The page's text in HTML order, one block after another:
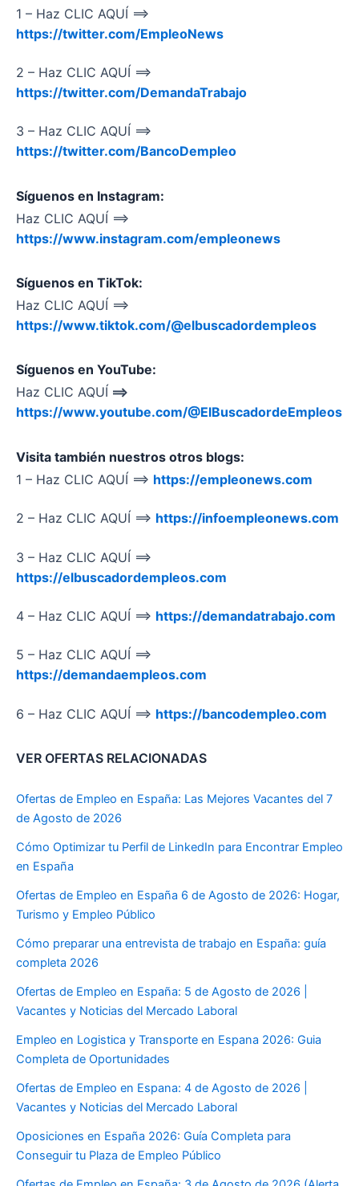
1 – Haz CLIC AQUÍ ==>
https://twitter.com/EmpleoNews
2 – Haz CLIC AQUÍ ==>
https://twitter.com/DemandaTrabajo
3 – Haz CLIC AQUÍ ==>
https://twitter.com/BancoDempleo
Síguenos en Instagram:
Haz CLIC AQUÍ ==>
https://www.instagram.com/empleonews
Síguenos en TikTok:
Haz CLIC AQUÍ ==>
https://www.tiktok.com/@elbuscadordempleos
Síguenos en YouTube:
Haz CLIC AQUÍ ==>
https://www.youtube.com/@ElBuscadordeEmpleos
Visita también nuestros otros blogs:
1 – Haz CLIC AQUÍ ==> https://empleonews.com
2 – Haz CLIC AQUÍ ==> https://infoempleonews.com
3 – Haz CLIC AQUÍ ==>
https://elbuscadordempleos.com
4 – Haz CLIC AQUÍ ==> https://demandatrabajo.com
5 – Haz CLIC AQUÍ ==>
https://demandaempleos.com
6 – Haz CLIC AQUÍ ==> https://bancodempleo.com
VER OFERTAS RELACIONADAS
Ofertas de Empleo en España: Las Mejores Vacantes del 7
de Agosto de 2026
Cómo Optimizar tu Perfil de LinkedIn para Encontrar Empleo
en España
Ofertas de Empleo en España 6 de Agosto de 2026: Hogar,
Turismo y Empleo Público
Cómo preparar una entrevista de trabajo en España: guía
completa 2026
Ofertas de Empleo en España: 5 de Agosto de 2026 |
Vacantes y Noticias del Mercado Laboral
Empleo en Logistica y Transporte en Espana 2026: Guia
Completa de Oportunidades
Ofertas de Empleo en Espana: 4 de Agosto de 2026 |
Vacantes y Noticias del Mercado Laboral
Oposiciones en España 2026: Guía Completa para
Conseguir tu Plaza de Empleo Público